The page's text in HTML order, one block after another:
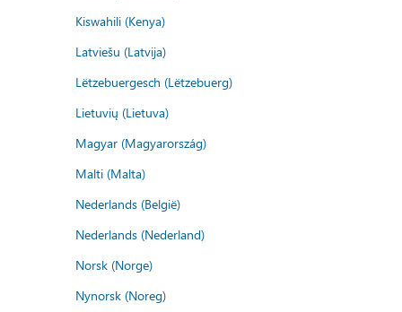
Kiswahili (Kenya)
Latviešu (Latvija)
Lëtzebuergesch (Lëtzebuerg)
Lietuvių (Lietuva)
Magyar (Magyarország)
Malti (Malta)
Nederlands (België)
Nederlands (Nederland)
Norsk (Norge)
Nynorsk (Noreg)